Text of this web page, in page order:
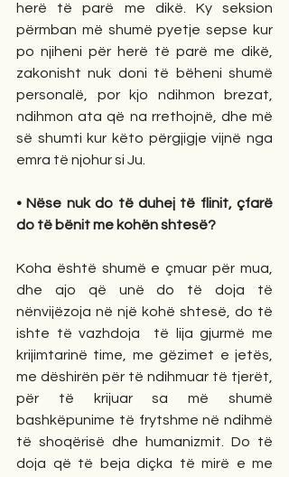
herë të parë me dikë. Ky seksion
përmban më shumë pyetje sepse kur
po njiheni për herë të parë me dikë,
zakonisht nuk doni të bëheni shumë
personalë, por kjo ndihmon brezat,
ndihmon ata që na rrethojnë, dhe më
së shumti kur këto përgjigje vijnë nga
emra të njohur si Ju.
• Nëse nuk do të duhej të flinit, çfarë
do të bënit me kohën shtesë?
Koha është shumë e çmuar për mua,
dhe ajo që unë do të doja të
nënvijëzoja në një kohë shtesë, do të
ishte të vazhdoja  të lija gjurmë me
krijimtarinë time, me gëzimet e jetës,
me dëshirën për të ndihmuar të tjerët,
për të krijuar sa më shumë
bashkëpunime të frytshme në ndihmë
të shoqërisë dhe humanizmit. Do të
doja që të beja diçka të mirë e me